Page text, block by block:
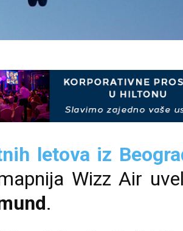
magazine
letova iz
Wizz Air
.